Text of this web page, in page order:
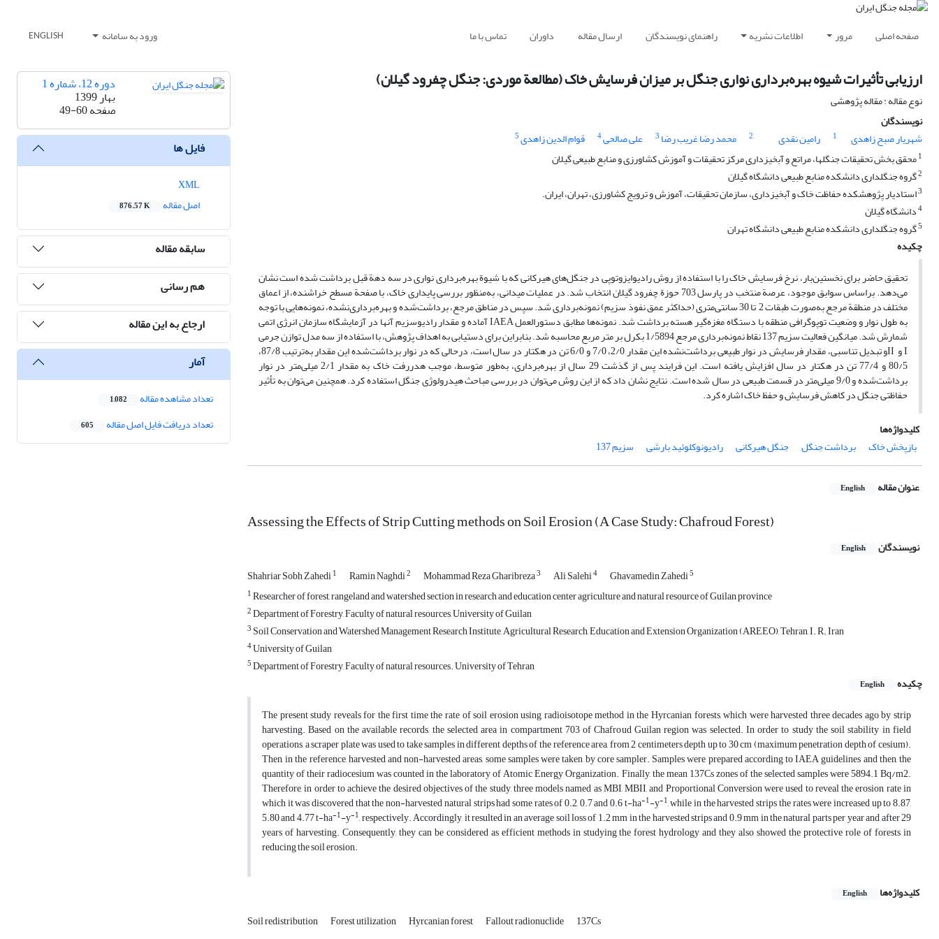
صفحه اصلی مرور اطلاعات نشریه راهنمای نویسندگان ارسال مقاله داوران تماس با ما ورود به سامانه ENGLISH
ارزیابی تأثیرات شیوه بهره‌برداری نواری جنگل بر میزان فرسایش خاک (مطالعة موردی: جنگل چفرود گیلان)
نوع مقاله : مقاله پژوهشی
نویسندگان
شهریار صبح زاهدی
1 رامین نقدی 2 محمد رضا غریب رضا 3 علی صالحی4 قوام الدین زاهدی5
1محقق بخش تحقیقات جنگلها، مراتع و آبخیزداری مرکز تحقیقات و آموزش کشاورزی و منابع طبیعی گیلان
2گروه جنگلداری دانشکده منابع طبیعی دانشگاه گیلان
3استادیار پژوهشکده حفاظت خاک و آبخیزداری، سازمان تحقیقات، آموزش و ترویج کشاورزی، تهران، ایران.
4دانشگاه گیلان
5گروه جنگلداری دانشکده منابع طبیعی دانشگاه تهران
چکیده
تحقیق حاضر برای نخستین‌بار، نرخ فرسایش خاک را با استفاده از روش رادیوایزوتوپی در جنگل‌های هیرکانی که با شیوة بهره‌برداری نواری در سه دهة قبل برداشت ‌شده است نشان
می‌دهد. براساس سوابق موجود، عرصة منتخب در پارسل 703 حوزة چفرود گیلان انتخاب شد. در عملیات میدانی، به‌منظور بررسی پایداری خاک، با صفحة مسطح خراشنده، از اعماق
مختلف در منطقة مرجع به‌صورت طبقات 2 تا 30 سانتی‌متری (حداکثر عمق نفوذ سزیم) نمونه‌برداری شد. سپس در مناطق مرجع، برداشت‌شده و بهره‌برداری‌نشده، نمونه‌هایی با توجه
به طول نوار و وضعیت توپوگرافی منطقه با دستگاه مغزه‌گیر هسته برداشت شد. نمونه‌ها مطابق دستورالعمل IAEA آماده و مقدار رادیوسزیم آنها در آزمایشگاه سازمان انرژی اتمی
شمارش شد. میانگین فعالیت سزیم 137 نقاط نمونه‌برداری مرجع 1/5894 بکرل بر متر مربع محاسبه شد. بنابراین برای دستیابی به اهداف پژوهش، با استفاده از سه مدل توازن جرمی
I و IIو تبدیل تناسبی، مقدار فرسایش در نوار طبیعی برداشت‌نشده این مقدار 2/0، 7/0 و 6/0 تن در هکتار در سال است، درحالی‌ که در نوار برداشت‌شده این مقدار به‌ترتیب 87/8،
80/5 و 77/4 تن در هکتار در سال افزایش یافته است. این فرایند پس از گذشت 29 سال از بهره‌برداری، به‌طور متوسط، موجب هدررفت خاک به مقدار 2/1 میلی‌متر در نوار
برداشت‌شده و 9/0 میلی‌متر در قسمت طبیعی در سال شده است. نتایج نشان داد که از این روش می‌توان در بررسی مباحث هیدرولوژی جنگل استفاده کرد. همچنین می‌توان به تأثیر
حفاظتی جنگل در کاهش فرسایش و حفظ خاک اشاره کرد.
کلیدواژه‌ها
بازپخش خاک
برداشت جنگل جنگل هیرکانی رادیونوکلوئید بارشی سزیم 137
عنوان مقاله English
Assessing the Effects of Strip Cutting methods on Soil Erosion (A Case Study: Chafroud Forest)
نویسندگان English
Shahriar Sobh Zahedi1 Ramin Naghdi2 Mohammad Reza Gharibreza3 Ali Salehi4 Ghavamedin Zahedi5
1Researcher of forest, rangeland and watershed section in research and education center agriculture and natural resource of Guilan province
2Department of Forestry, Faculty of natural resources, University of Guilan
3 Soil Conservation and Watershed Management Research Institute, Agricultural Research, Education and Extension Organization (AREEO), Tehran, I. R. Iran
4University of Guilan
5Department of Forestry, Faculty of natural resources. University of Tehran
چکیده
English
The present study reveals for the first time the rate of soil erosion using radioisotope method in the Hyrcanian forests, which were harvested three decades ago by strip
harvesting. Based on the available records, the selected area in compartment 703 of Chafroud Guilan region was selected. In order to study the soil stability in field
operations, a scraper plate was used to take samples in different depths of the reference area, from 2 centimeters depth up to 30 cm (maximum penetration depth of cesium).
Then, in the reference, harvested and non-harvested areas, some samples were taken by core sampler. Samples were prepared according to IAEA guidelines and then, the
quantity of their radiocesium was counted in the laboratory of Atomic Energy Organization. Finally, the mean 137Cs zones of the selected samples were 5894.1 Bq/m2.
Therefore, in order to achieve the desired objectives of the study, three models named as MBI, MBII, and Proportional Conversion were used to reveal the erosion rate in
which it was discovered that the non-harvested natural strips had some rates of 0.2, 0.7 and 0.6 t-ha-1-y-1, while in the harvested strips the rates were increased up to 8.87,
5.80 and 4.77 t-ha-1-y-1, respectively. Accordingly, it resulted in an average soil loss of 1.2 mm in the harvested strips and 0.9 mm in the natural parts per year and after 29
years of harvesting. Consequently, they can be considered as efficient methods in studying the forest hydrology and they also showed the protective role of forests in
reducing the soil erosion.
کلیدواژه‌ها English
Soil redistribution Forest utilization Hyrcanian forest Fallout radionuclide 137Cs
دوره 12، شماره 1
بهار 1399
صفحه49-60
فایل ها
اصل مقاله
876.57 K
سابقه مقاله
هم رسانی
ارجاع به این مقاله
آمار
تعداد مشاهده مقاله 1,082
تعداد دریافت فایل اصل مقاله 605